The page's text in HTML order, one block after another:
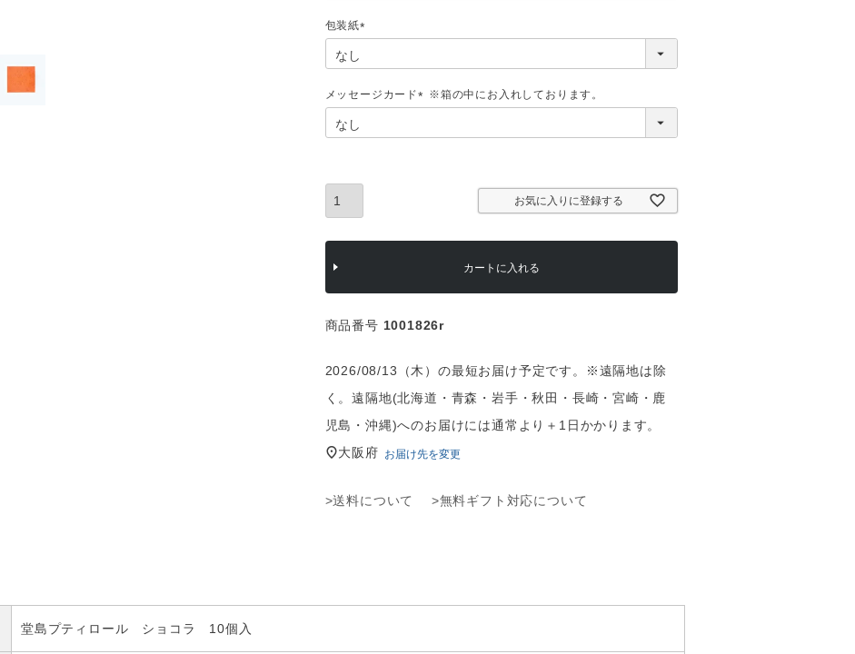
包装紙
)
メッセージカード
お気に入りに登録する
カートに入れる
商品番号 1001826r
2026/08/13（木）の最短お届け予定です。※遠隔地は除
く。遠隔地(北海道・青森・岩手・秋田・長崎・宮崎・鹿
児島・沖縄)へのお届けには通常より＋1日かかります。
大阪府 お届け先を変更
>送料について >無料ギフト対応について
堂島プティロール ショコラ 10個入